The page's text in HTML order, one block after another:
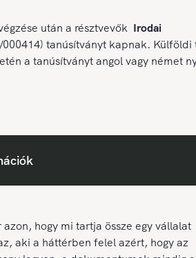
után a résztvevők Irodai
tanúsítványt kapnak. Külföldi
a tanúsítványt angol vagy német
hogy mi tartja össze egy vállalat
aki a háttérben felel azért, hogy az